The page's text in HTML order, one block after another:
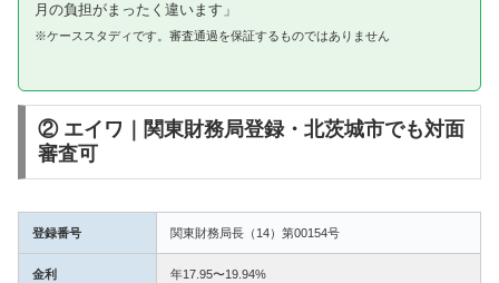
月の負担がまったく違います」
※ケーススタディです。審査通過を保証するものではありません
② エイワ｜関東財務局登録・北茨城市でも対面
審査可
登録番号 関東財務局長（14）第00154号
金利 年17.95〜19.94%